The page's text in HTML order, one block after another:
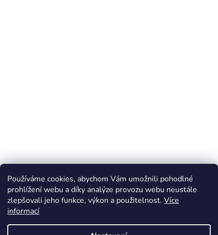
Používáme cookies, abychom Vám umožnili pohodlné
prohlížení webu a díky analýze provozu webu neustále
zlepšovali jeho funkce, výkon a použitelnost. Více
informací
Online marketing zajišťuje společnost X-VISION
Sitemap